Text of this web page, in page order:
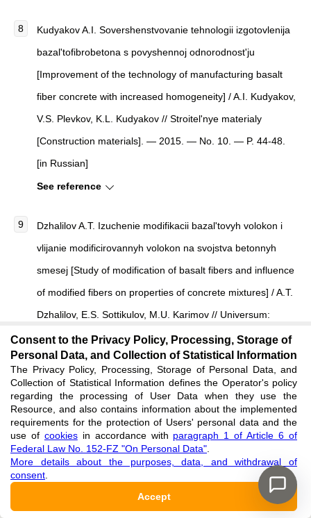
Kudyakov A.I. Sovershenstvovanie tehnologii izgotovlenija
bazal'tofibrobetona s povyshennoj odnorodnost'ju
[Improvement of the technology of manufacturing basalt
fiber concrete with increased homogeneity] / A.I. Kudyakov,
V.S. Plevkov, K.L. Kudyakov // Stroitel'nye materialy
[Construction materials]. — 2015. — No. 10. — P. 44-48.
[in Russian]
See reference
Dzhalilov A.T. Izuchenie modifikacii bazal'tovyh volokon i
vlijanie modificirovannyh volokon na svojstva betonnyh
smesej [Study of modification of basalt fibers and influence
of modified fibers on properties of concrete mixtures] / A.T.
Dzhalilov, E.S. Sottikulov, M.U. Karimov // Universum:
tehnicheskie nauki [Technical sciences]. — 2023. — No.10.
— P. 7-12. [in Russian]
See reference
Knotko A.V. Modifikacija poverhnostnogo sloja bazal'tovogo
volokna dlja uvelichenija korrozionnoj stojkosti v
fibrocementnyh kompozitah [Modification of the surface
layer of basalt fiber to increase corrosion resistance in fiber
cement composites] / A.V. Knotko, A.A. Meledin, V.V.
Consent to the Privacy Policy, Processing, Storage of
Personal Data, and Collection of Statistical Information
The Privacy Policy, Processing, Storage of Personal Data, and
Collection of Statistical Information defines the Operator's policy
regarding the processing of User Data when they use the
Resource, and also contains information about the implemented
requirements for the protection of Users' personal data and the
use of cookiesin accordance with paragraph 1 of Article 6 of
Federal Law No. 152-FZ "On Personal Data"
More details about the purposes, data, and withdrawal of
consent
Accept